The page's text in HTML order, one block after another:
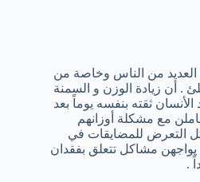
العديد من الناس وخاصة من
. أن زيادة الوزن و السمنة
ثقته بنفسه يوماً بعد
مع مشكلة أوزانهم
التعرض للمضايقات في
يواجهن مشاكل تتعلق بفقدان
.